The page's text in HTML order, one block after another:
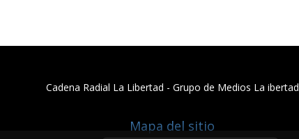
Cadena Radial La Libertad​ - Grupo de Medios La ibertad
Mapa del sitio